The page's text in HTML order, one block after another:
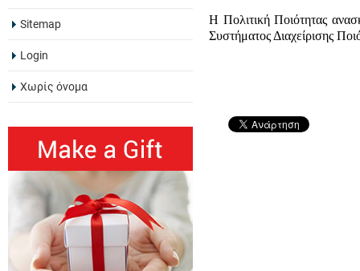
Sitemap
Login
Χωρίς όνομα
Η Πολιτική Ποιότητας
Συστήματος Διαχείρισης